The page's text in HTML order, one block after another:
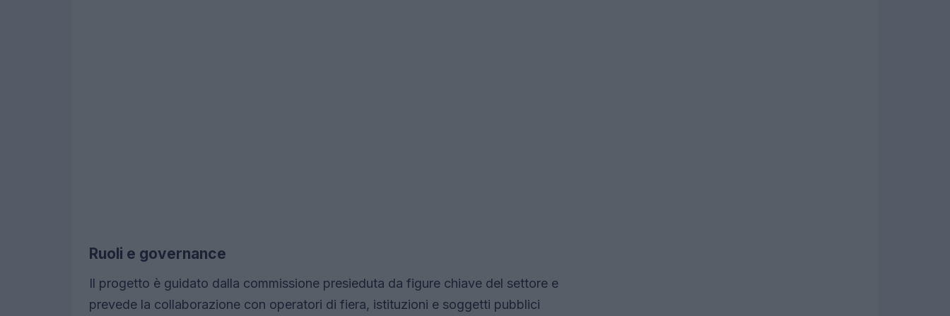
Ruoli e governance
Il progetto è guidato dalla commissione presieduta da figure chiave del settore e
prevede la collaborazione con operatori di fiera, istituzioni e soggetti pubblici